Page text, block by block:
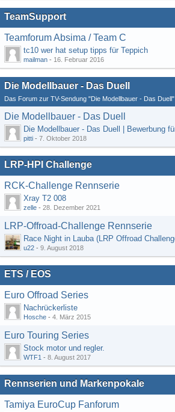
TeamSupport
Teamforum Absima / Team C
tc10 wer hat setup tipps für Teppich
mailman - 16. Februar 2016
Die Modellbauer - Das Duell
Das Forum zur TV-Sendung "Die Modellbauer - Das Duell"
Die Modellbauer - Das Duell
pitti - 7. Oktober 2018
LRP-HPI Challenge
RCK-Challenge Rennserie
Xray T2 008
zelle - 28. Dezember 2021
LRP-Offroad-Challenge Rennserie
u22 - 9. August 2018
ETS / EOS
Euro Offroad Series
Nachrückerliste
Hosche - 4. März 2015
Euro Touring Series
Stock motor und regler.
WTF1 - 8. August 2017
Rennserien und Markenpokale
Tamiya EuroCup Fanforum